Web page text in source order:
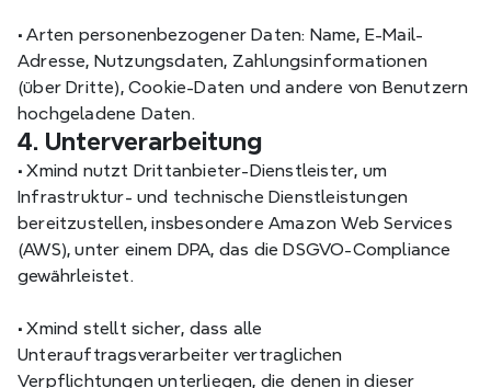
• Arten personenbezogener Daten: Name, E-Mail-
Adresse, Nutzungsdaten, Zahlungsinformationen
(über Dritte), Cookie-Daten und andere von Benutzern
hochgeladene Daten.
4. Unterverarbeitung
• Xmind nutzt Drittanbieter-Dienstleister, um
Infrastruktur- und technische Dienstleistungen
bereitzustellen, insbesondere Amazon Web Services
(AWS), unter einem DPA, das die DSGVO-Compliance
gewährleistet.
• Xmind stellt sicher, dass alle
Unterauftragsverarbeiter vertraglichen
Verpflichtungen unterliegen, die denen in dieser